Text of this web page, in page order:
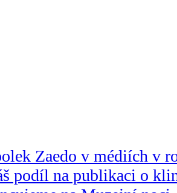
Zaedo v médiích v
podíl na publikaci o